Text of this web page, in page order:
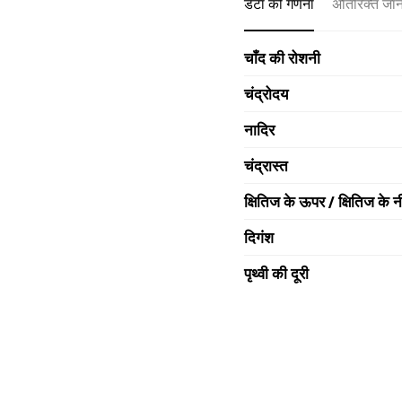
चाँद की रोशनी
चंद्रोदय
नादिर
चंद्रास्त
क्षितिज के ऊपर / क्षितिज के
दिगंश
पृथ्वी की दूरी